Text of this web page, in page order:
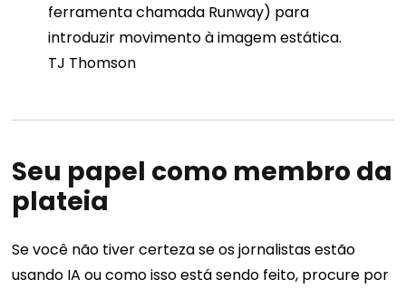
ferramenta chamada Runway) para
introduzir movimento à imagem estática.
TJ Thomson
Seu papel como membro da
plateia
Se você não tiver certeza se os jornalistas estão
usando IA ou como isso está sendo feito, procure por